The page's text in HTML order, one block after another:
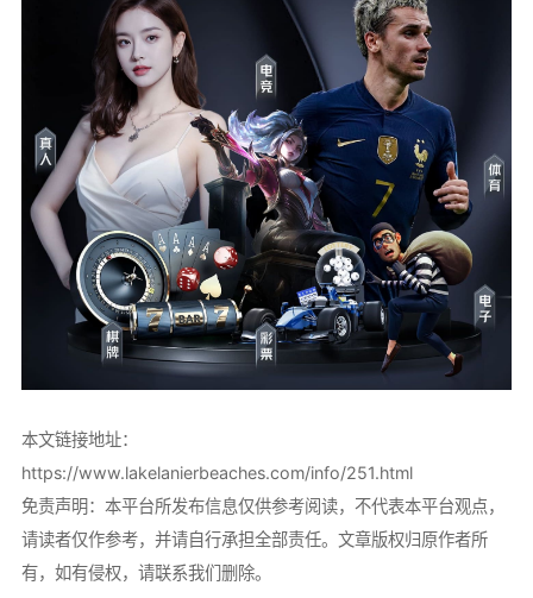
本文链接地址：
https://www.lakelanierbeaches.com/info/251.html
免责声明：本平台所发布信息仅供参考阅读，不代表本平台观点，
请读者仅作参考，并请自行承担全部责任。文章版权归原作者所
有，如有侵权，请联系我们删除。